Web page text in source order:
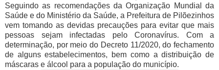
Seguindo as recomendações da Organização Mundial da
Saúde e do Ministério da Saúde, a Prefeitura de Pilõezinhos
vem tomando as devidas precauções para evitar que mais
pessoas sejam infectadas pelo Coronavírus. Com a
determinação, por meio do Decreto 11/2020, do fechamento
de alguns estabelecimentos, bem como a distribuição de
máscaras e álcool para a população do município.